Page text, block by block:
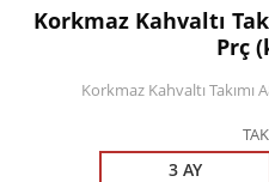
Korkmaz Kahvaltı
Prç
Korkmaz Kahvaltı Takımı
3 AY